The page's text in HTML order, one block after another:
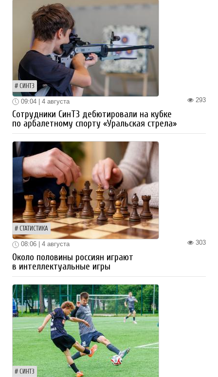
СИНТЗ
293
09:04 | 4 августа
Сотрудники СинТЗ дебютировали на кубке
по арбалетному спорту «Уральская стрела»
СТАТИСТИКА
303
08:06 | 4 августа
Около половины россиян играют
в интеллектуальные игры
СИНТЗ